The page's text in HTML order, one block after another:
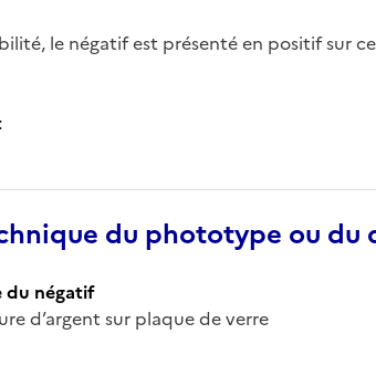
le négatif est présenté en positif sur
du phototype ou du
du négatif
d’argent sur plaque de verre